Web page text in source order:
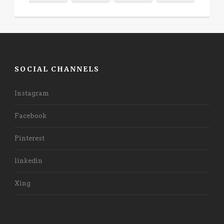
SOCIAL CHANNELS
Instagram
Facebook
Pinterest
linkedin
Xing